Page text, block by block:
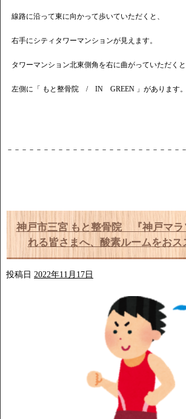
線路に沿って東に向かって歩いていただくと、
右手にシティタワーマンションが見えます。
タワーマンション北東側角を右に曲がっていただくと
左側に「 もと整骨院 / IN GREEN 」があります。
－－－－－－－－－－－－－－－－－－－－－－－－
神戸市三宮 もと整骨院 『神戸マラ
れる皆さまへ、酸素ルームをおス
投稿日 2022年11月17日